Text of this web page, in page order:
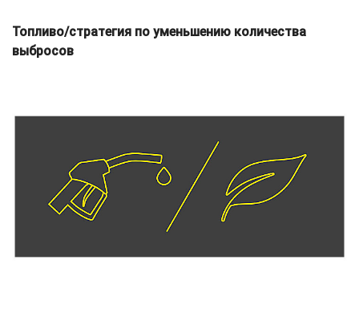
Топливо/стратегия по уменьшению количества
выбросов